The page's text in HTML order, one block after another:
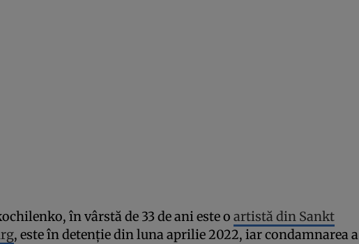
în vârstă de 33 de ani este o artistă din Sankt
, este în detenție din luna aprilie 2022, iar condamnarea a